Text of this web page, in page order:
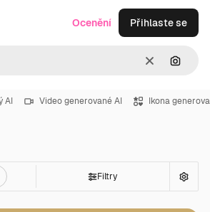
ZrušitHledat
Ocenění Přihlaste se
AI Video generované AI Ikona
Filtry